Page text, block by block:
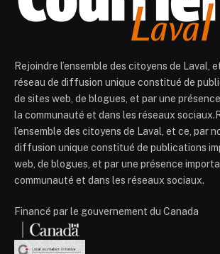
Rejoindre l’ensemble des citoyens de Laval,
réseau de diffusion unique constitué de
de sites web, de blogues, et par une
la communauté et dans les réseaux
l’ensemble des citoyens de Laval, et ce, par
diffusion unique constitué de publications
web, de blogues, et par une présence
communauté et dans les réseaux sociaux.
Financé par le gouvernement du Canada